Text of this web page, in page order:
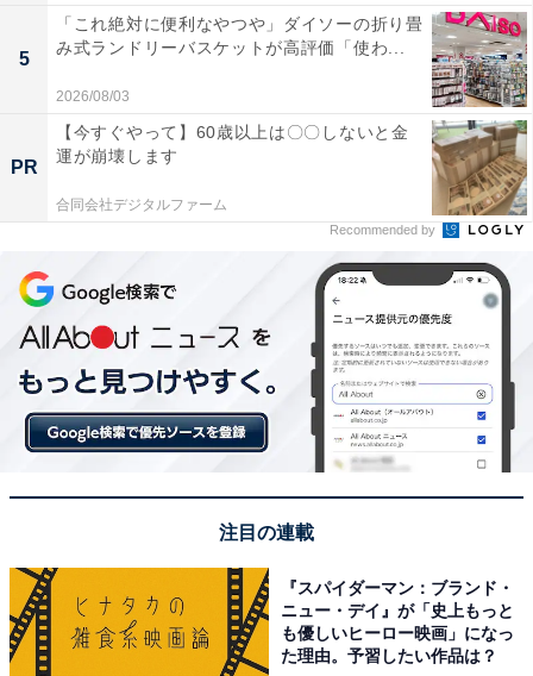
自宅でのテレビや映画の時間をより贅沢な音響で楽しみ
たい人には、おすすめの商品といえそうです。
【今日チェックしたい】JVCケンウッドの人気商
品5選
JVCケンウッド「SP-WS02BT」
5
「これ絶対に便利なやつや」ダイソーの折り畳
み式ランドリーバスケットが高評価「使わ...
2026/08/03
PR
【今すぐやって】60歳以上は〇〇しないと金
運が崩壊します
合同会社デジタルファーム
Recommended by
注目の連載
『スパイダーマン：ブランド・
ニュー・デイ』が「史上もっと
も優しいヒーロー映画」になっ
た理由。予習したい作品は？